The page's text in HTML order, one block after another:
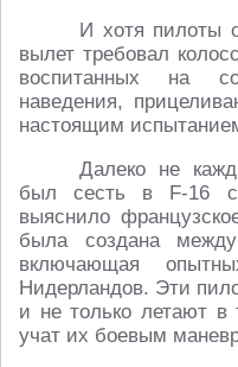
И хотя пилоты
вылет требовал
воспитанных на
наведения,
настоящим
Далеко не
был сесть в F-16
выяснило
была создана
включающая
Нидерландов. Эти
и не только летают
учат их боевым